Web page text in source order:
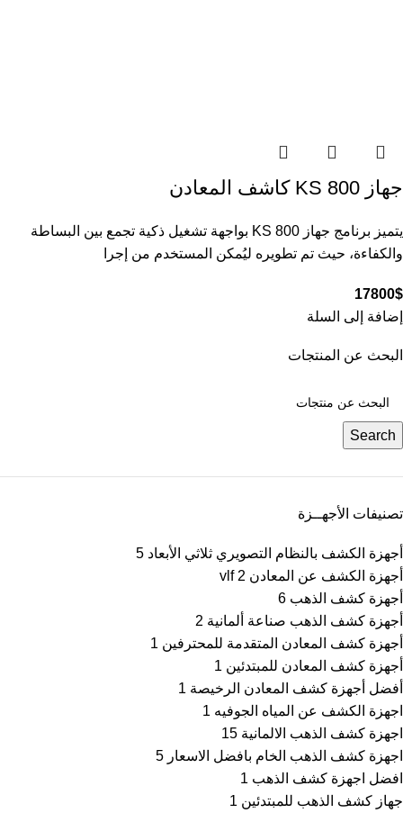
جهاز KS 800 كاشف المعادن
يتميز برنامج جهاز KS 800 بواجهة تشغيل ذكية تجمع بين البساطة
والكفاءة، حيث تم تطويره ليُمكن المستخدم من إجرا
17800$
إضافة إلى السلة
البحث عن المنتجات
Search
تصنيفات الأجهــزة
أجهزة الكشف بالنظام التصويري ثلاثي الأبعاد 5
أجهزة الكشف عن المعادن vlf 2
أجهزة كشف الذهب 6
أجهزة كشف الذهب صناعة ألمانية 2
أجهزة كشف المعادن المتقدمة للمحترفين 1
أجهزة كشف المعادن للمبتدئين 1
أفضل أجهزة كشف المعادن الرخيصة 1
اجهزة الكشف عن المياه الجوفيه 1
اجهزة كشف الذهب الالمانية 15
اجهزة كشف الذهب الخام بافضل الاسعار 5
افضل اجهزة كشف الذهب 1
جهاز كشف الذهب للمبتدئين 1